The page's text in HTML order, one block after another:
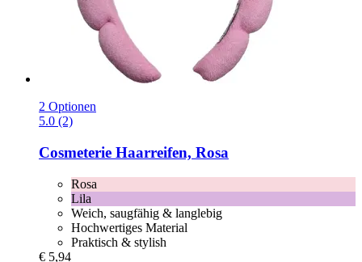
2 Optionen
5.0 (2)
Cosmeterie Haarreifen, Rosa
Rosa
Lila
Weich, saugfähig & langlebig
Hochwertiges Material
Praktisch & stylish
€ 5,94